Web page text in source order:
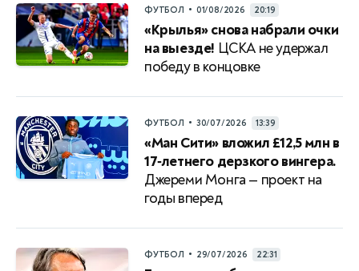
ФУТБОЛ • 01/08/2026 20:19
«Крылья» снова набрали очки
на выезде! ЦСКА не удержал
победу в концовке
ФУТБОЛ • 30/07/2026 13:39
«Ман Сити» вложил £12,5 млн в
17‑летнего дерзкого вингера.
Джереми Монга — проект на
годы вперед
ФУТБОЛ • 29/07/2026 22:31